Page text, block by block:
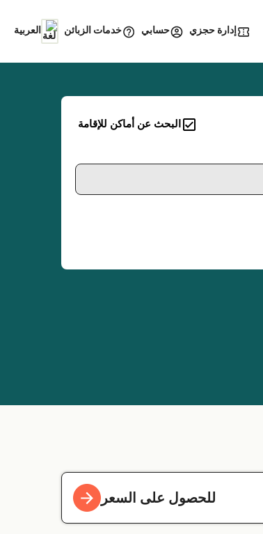
إدارة حجزي حسابي خدمات الزبائن العربية
البحث عن أماكن للإقامة
للحصول على السعر